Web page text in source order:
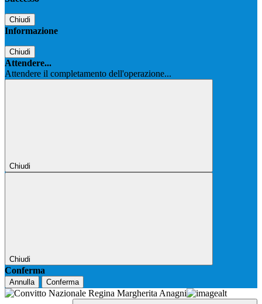
Chiudi
Informazione
Chiudi
Attendere...
Attendere il completamento dell'operazione...
Chiudi
Chiudi
Conferma
Annulla Conferma